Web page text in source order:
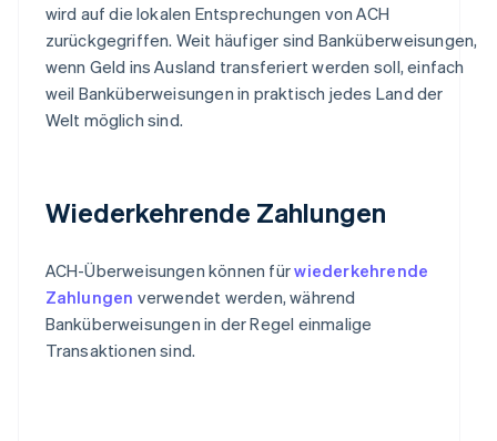
wird auf die lokalen Entsprechungen von ACH
zurückgegriffen. Weit häufiger sind Banküberweisungen,
wenn Geld ins Ausland transferiert werden soll, einfach
weil Banküberweisungen in praktisch jedes Land der
Welt möglich sind.
Wiederkehrende Zahlungen
ACH-Überweisungen können fürwiederkehrende
Zahlungen verwendet werden, während
Banküberweisungen in der Regel einmalige
Transaktionen sind.